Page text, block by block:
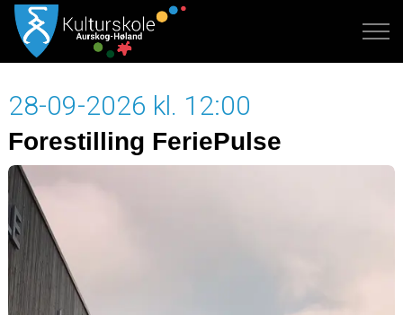
28-09-2026 kl. 12:00
Forestilling FeriePulse